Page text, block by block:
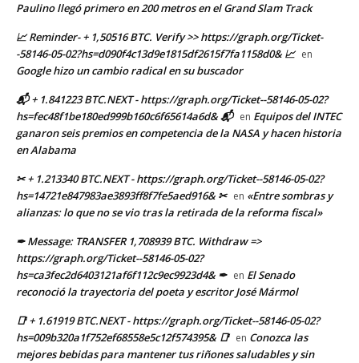
Paulino llegó primero en 200 metros en el Grand Slam Track
📈 Reminder- + 1,50516 BTC. Verify >> https://graph.org/Ticket-
-58146-05-02?hs=d090f4c13d9e1815df2615f7fa1158d0& 📈 en
Google hizo un cambio radical en su buscador
📬 + 1.841223 BTC.NEXT - https://graph.org/Ticket--58146-05-02?
hs=fec48f1be180ed999b160c6f65614a6d& 📬 en Equipos del INTEC
ganaron seis premios en competencia de la NASA y hacen historia
en Alabama
✂ + 1.213340 BTC.NEXT - https://graph.org/Ticket--58146-05-02?
hs=14721e847983ae3893ff8f7fe5aed916& ✂ en «Entre sombras y
alianzas: lo que no se vio tras la retirada de la reforma fiscal»
✒ Message: TRANSFER 1,708939 BTC. Withdraw =>
https://graph.org/Ticket--58146-05-02?
hs=ca3fec2d6403121af6f112c9ec9923d4& ✒ en El Senado
reconoció la trayectoria del poeta y escritor José Mármol
📑 + 1.61919 BTC.NEXT - https://graph.org/Ticket--58146-05-02?
hs=009b320a1f752ef68558e5c12f574395& 📑 en Conozca las
mejores bebidas para mantener tus riñones saludables y sin